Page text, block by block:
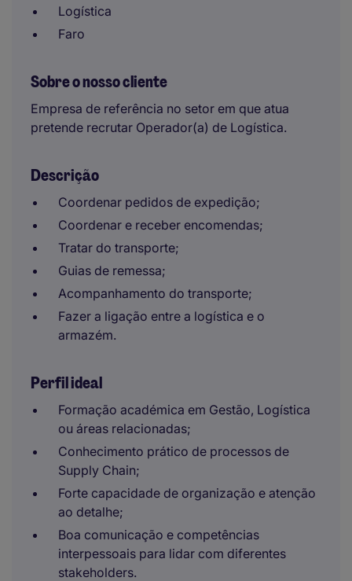
Logística
Faro
Sobre o nosso cliente
Empresa de referência no setor em que atua
pretende recrutar Operador(a) de Logística.
Descrição
Coordenar pedidos de expedição;
Coordenar e receber encomendas;
Tratar do transporte;
Guias de remessa;
Acompanhamento do transporte;
Fazer a ligação entre a logística e o
armazém.
Perfil ideal
Formação académica em Gestão, Logística
ou áreas relacionadas;
Conhecimento prático de processos de
Supply Chain;
Forte capacidade de organização e atenção
ao detalhe;
Boa comunicação e competências
interpessoais para lidar com diferentes
stakeholders.